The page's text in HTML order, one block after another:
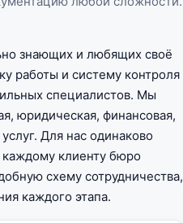
знающих и любящих своё
работы и систему контроля
специалистов. Мы
юридическая, финансовая,
Для нас одинаково
клиенту бюро
схему сотрудничества,
каждого этапа.